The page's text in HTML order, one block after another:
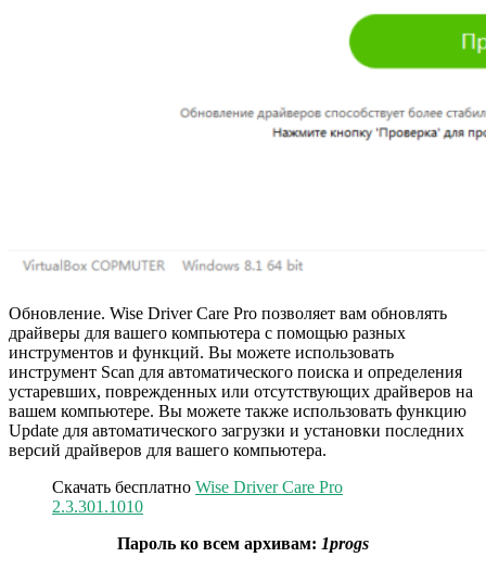
Обновление. Wise Driver Care Pro позволяет вам обновлять
драйверы для вашего компьютера с помощью разных
инструментов и функций. Вы можете использовать
инструмент Scan для автоматического поиска и определения
устаревших, поврежденных или отсутствующих драйверов на
вашем компьютере. Вы можете также использовать функцию
Update для автоматического загрузки и установки последних
версий драйверов для вашего компьютера.
Скачать бесплатно Wise Driver Care Pro
2.3.301.1010
Пароль ко всем архивам: 1progs